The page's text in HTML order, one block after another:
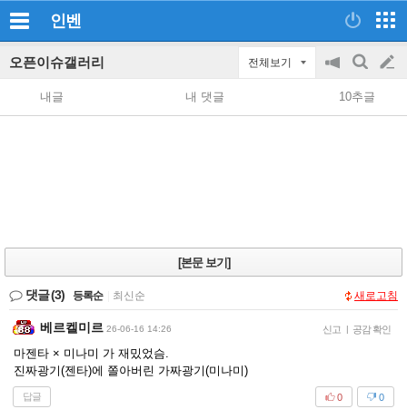
인벤
오픈이슈갤러리 전체보기
공
지
on/off
검
색
글
쓰
내글 내 댓글 10추글
[본문 보기]
댓글(3) 등록순 최신순 새로고침
베르켈미르 26-06-16 14:26 신고 | 공감 확인
마젠타 × 미나미 가 재밌었슴.
진짜광기(젠타)에 쫄아버린 가짜광기(미나미)
답글 0
0